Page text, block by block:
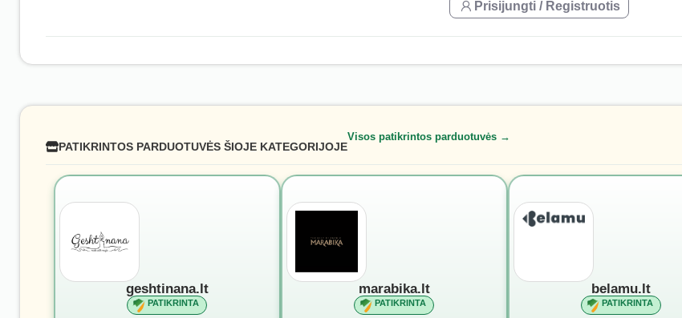
Prisijungti / Registruotis
PATIKRINTOS PARDUOTUVĖS ŠIOJE KATEGORIJOJE
Visos patikrintos parduotuvės →
geshtinana.lt
PATIKRINTA
marabika.lt
PATIKRINTA
belamu.lt
PATIKRINTA